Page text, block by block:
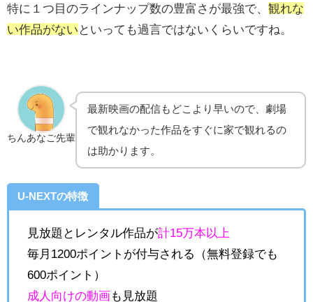
特に１つ目のラインナップ数の豊富さ が最強で、 観れな
い作品がない といっても過言ではないくらいですね。
ちんあなご先輩
最新映画の配信もどこより早いので、劇場
で観れなかった作品をすぐに家で観れるの
は助かります。
U-NEXTの特徴
見放題とレンタル作品が計15万本以上
毎月1200ポイントが付与される（無料登録でも
600ポイント）
成人向けの動画も見放題